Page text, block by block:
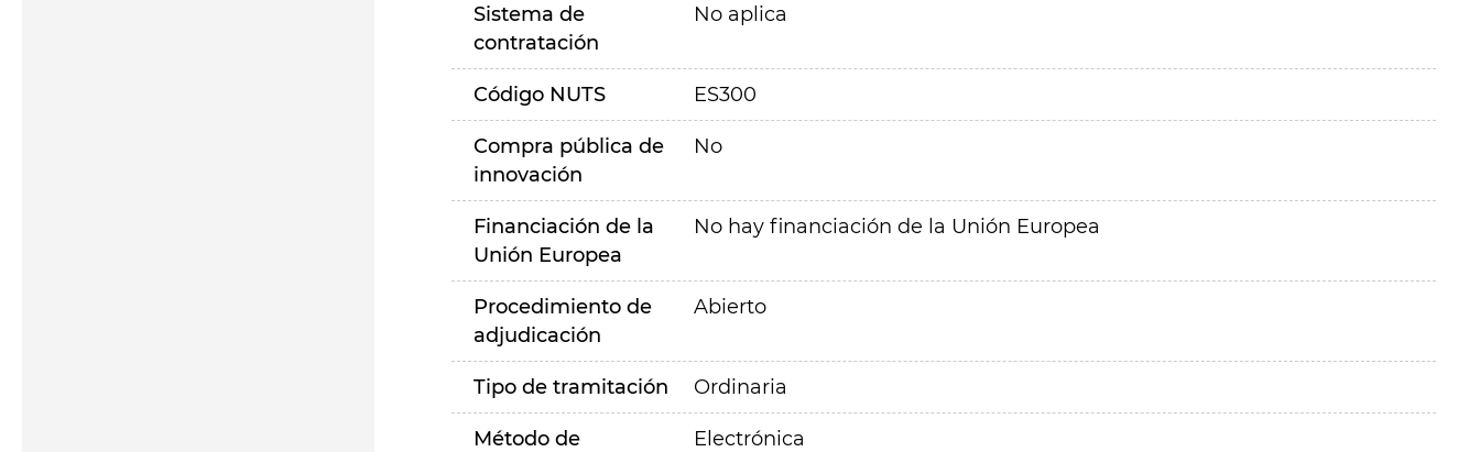
Sistema de
contratación
No aplica
Código NUTS ES300
Compra pública de
innovación
No
Financiación de la
Unión Europea
No hay financiación de la Unión Europea
Procedimiento de
adjudicación
Abierto
Tipo de tramitación Ordinaria
Método de
Electrónica